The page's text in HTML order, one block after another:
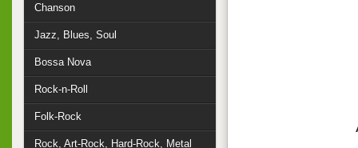
Chanson
Jazz, Blues, Soul
Bossa Nova
Rock-n-Roll
Folk-Rock
Rock, Art-Rock, Hard-Rock, Metal